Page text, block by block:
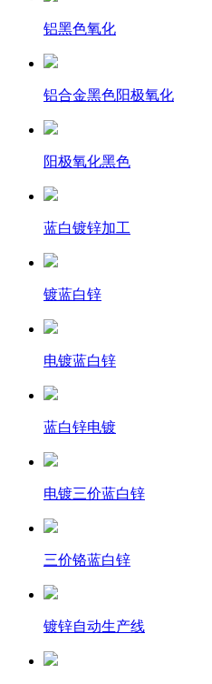
铝黑色氧化
铝合金黑色阳极氧化
阳极氧化黑色
蓝白镀锌加工
镀蓝白锌
电镀蓝白锌
蓝白锌电镀
电镀三价蓝白锌
三价铬蓝白锌
镀锌自动生产线